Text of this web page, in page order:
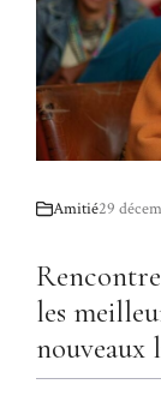
Amitié29
les
nouveaux